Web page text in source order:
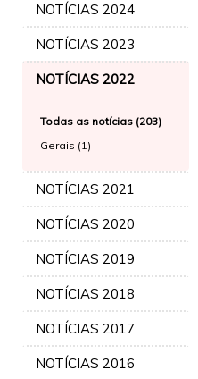
NOTÍCIAS 2024
NOTÍCIAS 2023
NOTÍCIAS 2022
Todas as notícias (203)
Gerais (1)
NOTÍCIAS 2021
NOTÍCIAS 2020
NOTÍCIAS 2019
NOTÍCIAS 2018
NOTÍCIAS 2017
NOTÍCIAS 2016